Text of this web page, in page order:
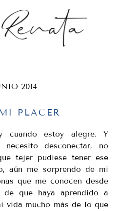
2014
PLACER
cuando estoy alegre. Y
necesito desconectar, no
tejer pudiese tener ese
aún me sorprendo de mi
que me conocen desde
de que haya aprendido a
vida mucho más de lo que